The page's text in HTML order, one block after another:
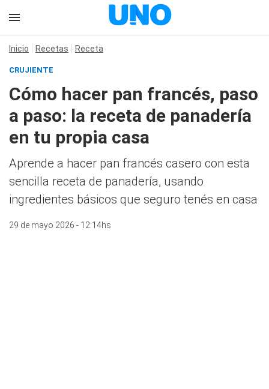
Inicio Recetas Receta
CRUJIENTE
Cómo hacer pan francés, paso
a paso: la receta de panadería
en tu propia casa
Aprende a hacer pan francés casero con esta
sencilla receta de panadería, usando
ingredientes básicos que seguro tenés en casa
29 de mayo 2026 - 12:14hs